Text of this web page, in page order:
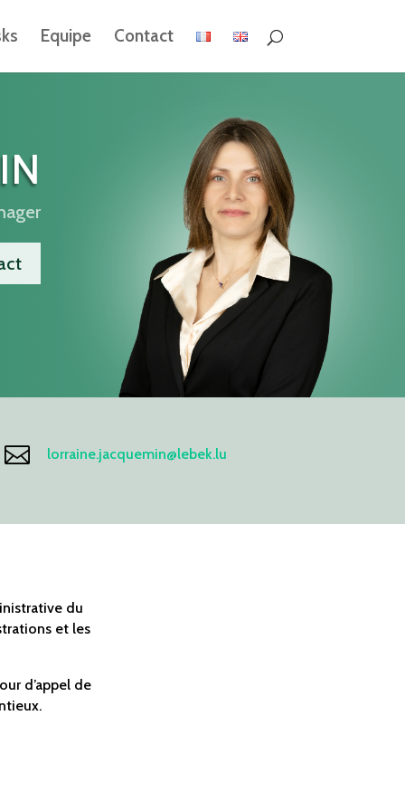
Equipe Contact
 lorraine.jacquemin@lebek.lu
du
et les
d’appel de